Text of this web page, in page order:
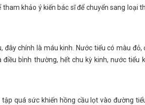
khảo ý kiến bác sĩ để chuyển sang loại
chính là máu kinh. Nước tiểu có màu đỏ,
bình thường, hết chu kỳ kinh, nước tiểu
tập quá sức khiến hồng cầu lọt vào đường